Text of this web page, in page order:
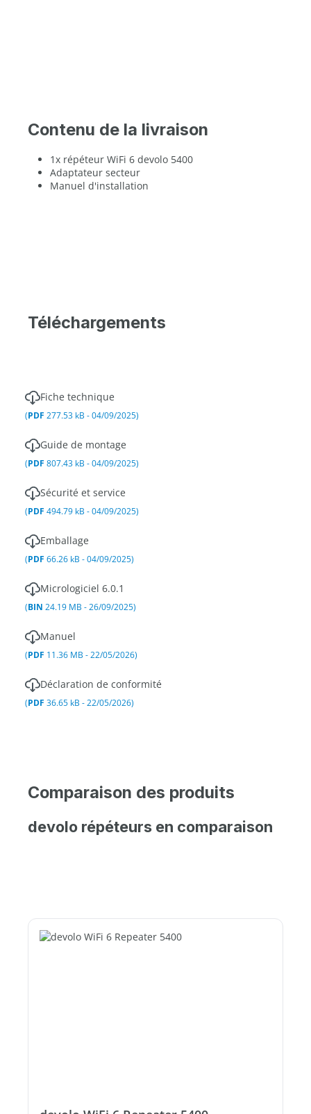
Contenu de la livraison
1x répéteur WiFi 6 devolo 5400
Adaptateur secteur
Manuel d'installation
Téléchargements
Fiche technique
(PDF 277.53 kB - 04/09/2025)
Guide de montage
(PDF 807.43 kB - 04/09/2025)
Sécurité et service
(PDF 494.79 kB - 04/09/2025)
Emballage
(PDF 66.26 kB - 04/09/2025)
Micrologiciel 6.0.1
(BIN 24.19 MB - 26/09/2025)
Manuel
(PDF 11.36 MB - 22/05/2026)
Déclaration de conformité
(PDF 36.65 kB - 22/05/2026)
Comparaison des produits
devolo répéteurs en comparaison